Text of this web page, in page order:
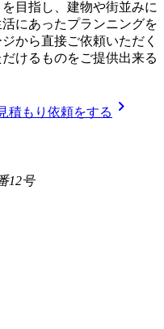
目指し、建物や街並みに
にあったプランニングを
から直接ご依頼いただく
けるものをご提供出来る
積もり依頼をする chevron_right
12号